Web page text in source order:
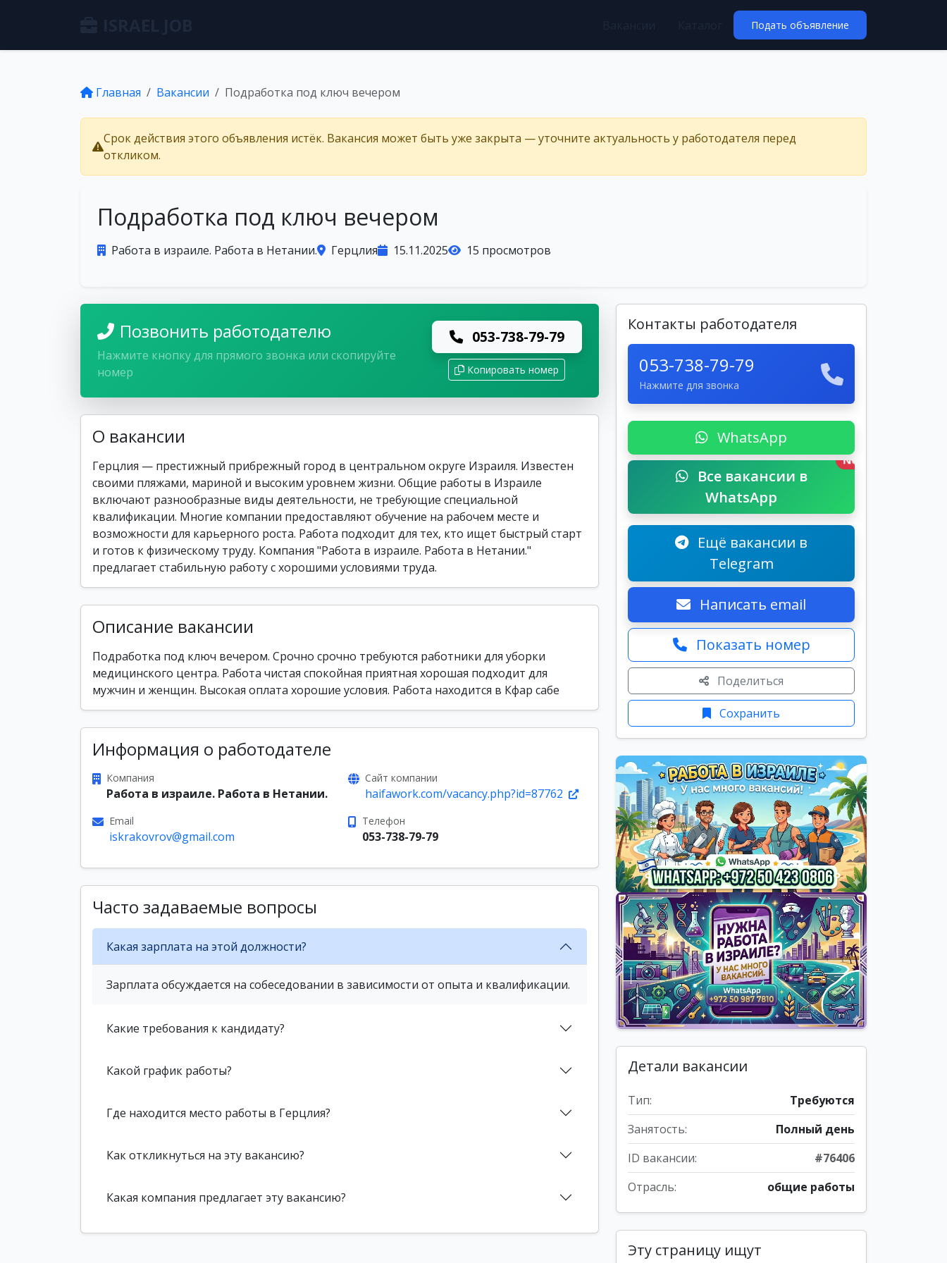
Подать объявление
Главная Вакансии Подработка под ключ вечером
Срок действия этого объявления истёк. Вакансия может быть уже закрыта — уточните актуальность у работодателя перед
откликом.
Подработка под ключ вечером
Работа в израиле. Работа в Нетании. Герцлия 15.11.2025 15 просмотров
Позвонить работодателю
Нажмите кнопку для прямого звонка или скопируйте
номер
053-738-79-79
Копировать номер
О вакансии
Герцлия — престижный прибрежный город в центральном округе Израиля. Известен
своими пляжами, мариной и высоким уровнем жизни. Общие работы в Израиле
включают разнообразные виды деятельности, не требующие специальной
квалификации. Многие компании предоставляют обучение на рабочем месте и
возможности для карьерного роста. Работа подходит для тех, кто ищет быстрый старт
и готов к физическому труду. Компания "Работа в израиле. Работа в Нетании."
предлагает стабильную работу с хорошими условиями труда.
Описание вакансии
Подработка под ключ вечером. Срочно срочно требуются работники для уборки
медицинского центра. Работа чистая спокойная приятная хорошая подходит для
мужчин и женщин. Высокая оплата хорошие условия. Работа находится в Кфар сабе
Информация о работодателе
Компания
Работа в израиле. Работа в Нетании.
Сайт компании
haifawork.com/vacancy.php?id=87762
Email
iskrakovrov@gmail.com
Телефон
053-738-79-79
Часто задаваемые вопросы
Какая зарплата на этой должности?
Зарплата обсуждается на собеседовании в зависимости от опыта и квалификации.
Какие требования к кандидату?
Какой график работы?
Где находится место работы в Герцлия?
Как откликнуться на эту вакансию?
Какая компания предлагает эту вакансию?
Контакты работодателя
053-738-79-79
Нажмите для звонка
WhatsApp
Все вакансии в
WhatsApp
New
Ещё вакансии в
Telegram
Написать email
Показать номер
Поделиться
Сохранить
Детали вакансии
Тип:
Требуются
Занятость:
Полный день
ID вакансии:
#76406
Отрасль:
общие работы
Эту страницу ищут